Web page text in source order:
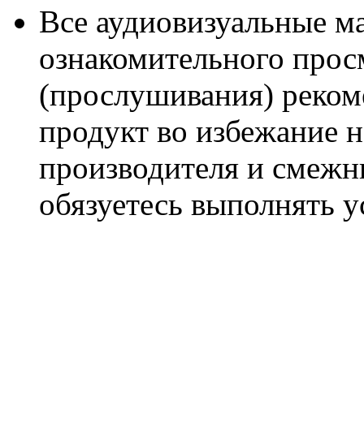
Все аудиовизуальные
ознакомительного
(прослушивания)
продукт во избежание
производителя и
обязуетесь выполнять